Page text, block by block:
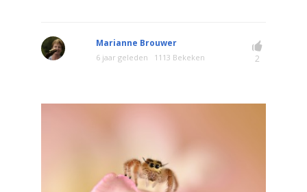
Marianne Brouwer
6 jaar geleden 1113 Bekeken 2